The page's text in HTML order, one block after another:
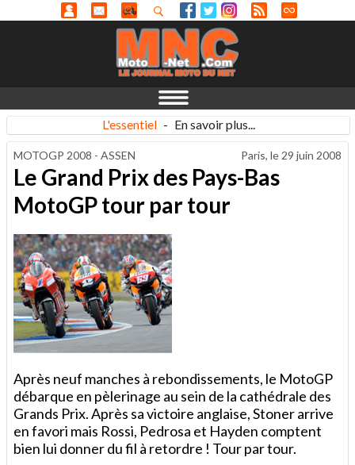
L'essentiel - En savoir plus...
MOTOGP 2008 - ASSEN Paris, le 29 juin 2008
Le Grand Prix des Pays-Bas
MotoGP tour par tour
Après neuf manches à rebondissements, le MotoGP
débarque en pèlerinage au sein de la cathédrale des
Grands Prix. Après sa victoire anglaise, Stoner arrive
en favori mais Rossi, Pedrosa et Hayden comptent
bien lui donner du fil à retordre ! Tour par tour.